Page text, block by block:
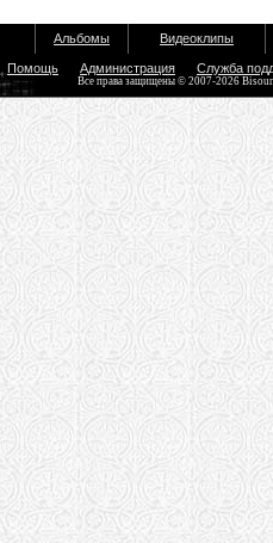
Альбомы Видеоклипы
Помощь Администрация Служба
Все права защищены © 2007-2026